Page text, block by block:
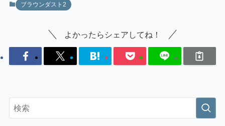
ブラウンダスト2
よかったらシェアしてね！